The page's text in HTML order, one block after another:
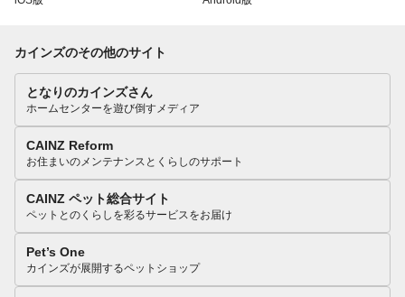
カインズのその他のサイト
となりのカインズさん
ホームセンターを遊び倒すメディア
CAINZ Reform
お住まいのメンテナンスとくらしのサポート
CAINZ ペット総合サイト
ペットとのくらしを彩るサービスをお届け
Pet’s One
カインズが展開するペットショップ